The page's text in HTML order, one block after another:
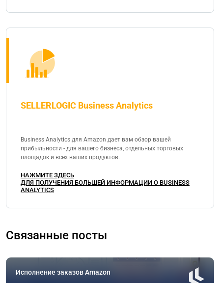
SELLERLOGIC Business Analytics
Business Analytics для Amazon дает вам обзор вашей
прибыльности - для вашего бизнеса, отдельных торговых
площадок и всех ваших продуктов.
НАЖМИТЕ ЗДЕСЬ
ДЛЯ ПОЛУЧЕНИЯ БОЛЬШЕЙ ИНФОРМАЦИИ О BUSINESS
ANALYTICS
Связанные посты
Исполнение заказов Amazon